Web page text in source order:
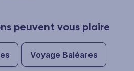
peuvent vous plaire
Voyage Baléares